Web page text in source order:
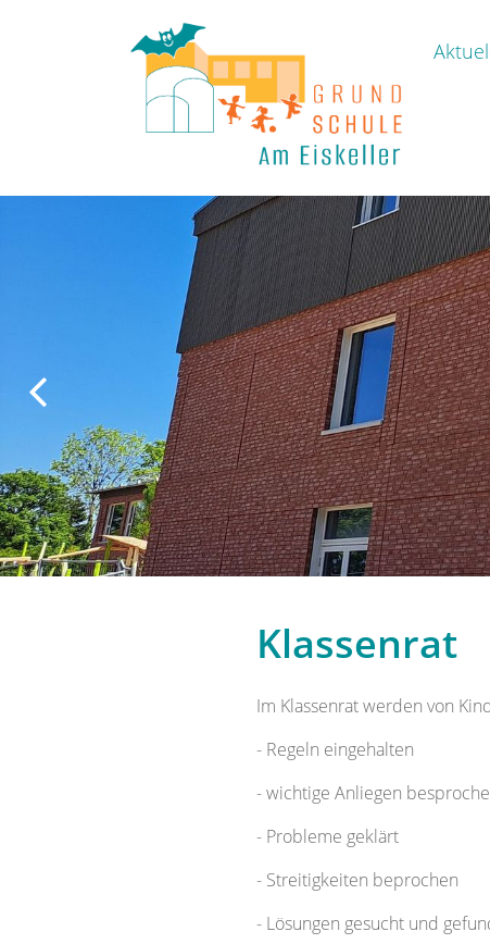
Previous
Klassenrat
Im Klassenrat werden von
- Regeln eingehalten
- wichtige Anliegen
- Probleme geklärt
- Streitigkeiten beprochen
- Lösungen gesucht und